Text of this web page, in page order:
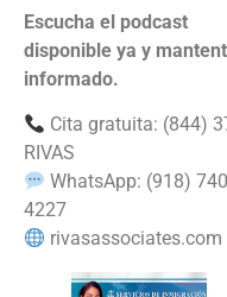
Escucha el podcast
disponible ya y
informado.
Cita gratuita: (844)
RIVAS
WhatsApp: (918)
4227
rivasassociates.com